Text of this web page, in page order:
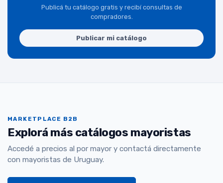
Publicá tu catálogo gratis y recibí consultas de
compradores.
Publicar mi catálogo
MARKETPLACE B2B
Explorá más catálogos mayoristas
Accedé a precios al por mayor y contactá directamente
con mayoristas de Uruguay.